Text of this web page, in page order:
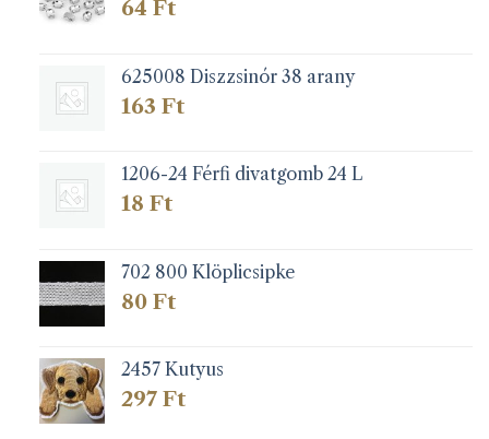
64 Ft
625008 Diszzsinór 38 arany
163 Ft
1206-24 Férfi divatgomb 24 L
18 Ft
702 800 Klöplicsipke
80 Ft
2457 Kutyus
297 Ft